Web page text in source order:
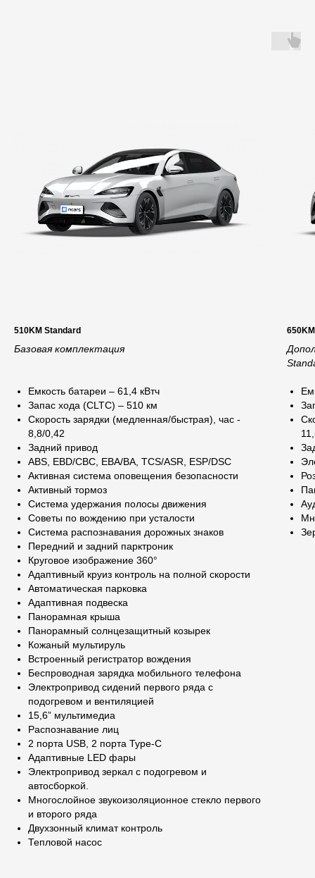
510KM Standard
Базовая комплектация
Емкость батареи – 61,4 кВтч
Запас хода (CLTC) – 510 км
Скорость зарядки (медленная/быстрая), час -
8,8/0,42
Задний привод
ABS, EBD/CBC, EBA/BA, TCS/ASR, ESP/DSC
Активная система оповещения безопасности
Активный тормоз
Система удержания полосы движения
Советы по вождению при усталости
Система распознавания дорожных знаков
Передний и задний парктроник
Круговое изображение 360°
Адаптивный круиз контроль на полной скорости
Автоматическая парковка
Адаптивная подвеска
Панорамная крыша
Панорамный солнцезащитный козырек
Кожаный мультируль
Встроенный регистратор вождения
Беспроводная зарядка мобильного телефона
Электропривод сидений первого ряда с
подогревом и вентиляцией
15,6” мультимедиа
Распознавание лиц
2 порта USB, 2 порта Type-C
Адаптивные LED фары
Электропривод зеркал с подогревом и
автосборкой.
Многослойное звукоизоляционное стекло первого
и второго ряда
Двухзонный климат контроль
Тепловой насос